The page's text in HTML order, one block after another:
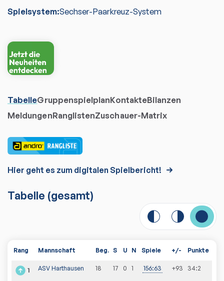
Spielsystem:Sechser-Paarkreuz-System
TabelleGruppenspielplanKontakteBilanzen
MeldungenRanglistenZuschauer-Matrix
Hier geht es zum digitalen Spielbericht!
Tabelle (gesamt)
Rang Mannschaft Beg. S U N Spiele +/- Punkte
1 ASV Harthausen 18 17 0 1 156:63 +93 34:2